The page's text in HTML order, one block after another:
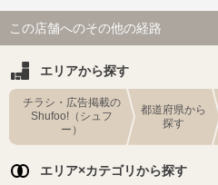
この店舗へのその他の経路
エリアから探す
チラシ・広告掲載の
Shufoo!（シュフ
ー）
都道府県から
探す
エリア×カテゴリから探す